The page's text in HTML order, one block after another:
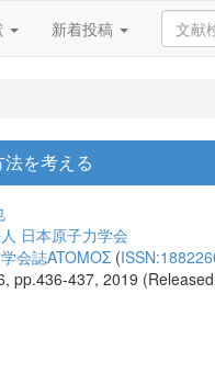
新着投稿
を考える
日本原子力学会
会誌ATOMOΣ (
pp.436-437, 2019